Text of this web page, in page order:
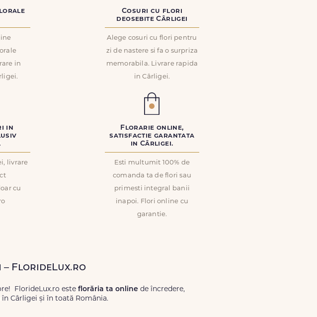
in
Cosuri cu flori
deosebite Cârligei
Alege cosuri cu flori pentru
zi de nastere si fa o surpriza
memorabila. Livrare rapida
in Cârligei.
in
livrare
cu
Florarie online,
satisfactie garantata
in Cârligei.
Esti multumit 100% de
comanda ta de flori sau
primesti integral banii
inapoi. Flori online cu
garantie.
– FlorideLux.ro
FlorideLux.ro este florăria ta online de încredere,
Cârligei și în toată România.